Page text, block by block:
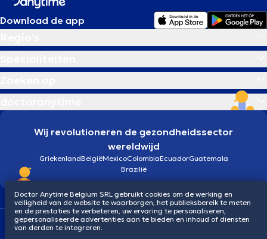
Download de app
Wij revolutioneren de gezondheidssector
wereldwijd
GriekenlandBelgiëMexicoColombiaEcuadorGuatemala
Brazilië
Algemene voorwaardenCookiesPrivacybeleid
© 2026 doctoranytime
Doctor Anytime Belgium SRL gebruikt cookies om de werking en
veiligheid van de website te waarborgen, het publieksbereik te meten
en de prestaties te verbeteren, uw ervaring te personaliseren,
gepersonaliseerde advertenties aan te bieden en inhoud of diensten
van derden te integreren.